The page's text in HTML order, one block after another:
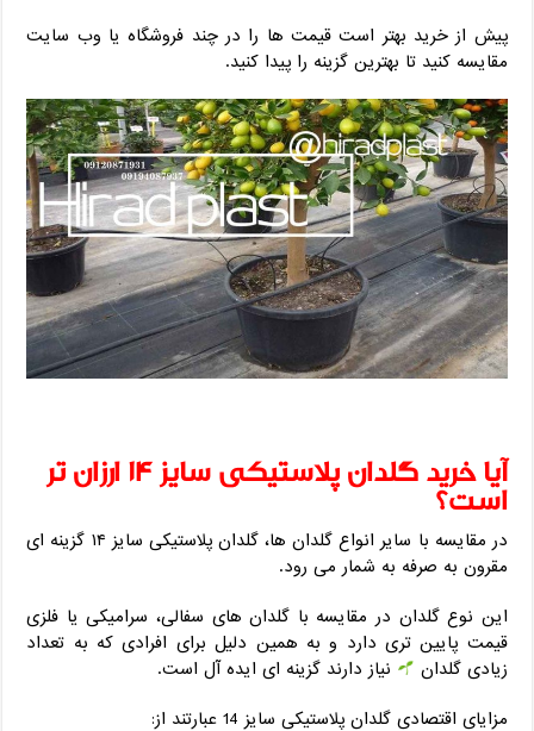
پیش از خرید بهتر است قیمت ها را در چند فروشگاه یا وب سایت
مقایسه کنید تا بهترین گزینه را پیدا کنید.
آیا خرید گلدان پلاستیکی سایز ۱۴ ارزان تر
است؟
در مقایسه با سایر انواع گلدان ها، گلدان پلاستیکی سایز ۱۴ گزینه ای
مقرون به صرفه به شمار می رود.
این نوع گلدان در مقایسه با گلدان های سفالی، سرامیکی یا فلزی
قیمت پایین تری دارد و به همین دلیل برای افرادی که به تعداد
زیادی گلدان
نیاز دارند گزینه ای ایده آل است.
مزایای اقتصادی گلدان پلاستیکی سایز 14 عبارتند از: